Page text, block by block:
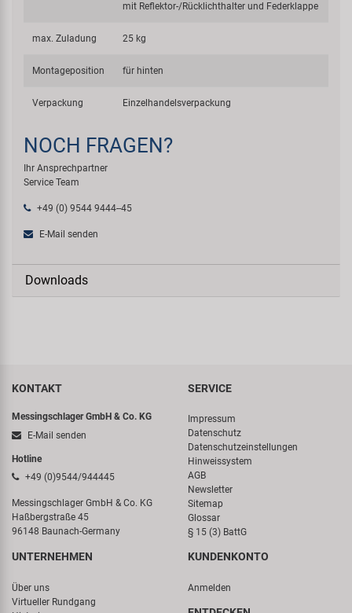
mit Reflektor-/Rücklichthalter und Federklappe
max. Zuladung 25 kg
Montageposition für hinten
Verpackung Einzelhandelsverpackung
NOCH FRAGEN?
Ihr Ansprechpartner
Service Team
+49 (0) 9544 9444--45
E-Mail senden
Downloads
KONTAKT
Messingschlager GmbH & Co. KG
E-Mail senden
Hotline
+49 (0)9544/944445
Messingschlager GmbH & Co. KG
Haßbergstraße 45
96148 Baunach-Germany
SERVICE
Impressum
Datenschutz
Datenschutzeinstellungen
Hinweissystem
AGB
Newsletter
Sitemap
Glossar
§ 15 (3) BattG
UNTERNEHMEN
Über uns
Virtueller Rundgang
KUNDENKONTO
Anmelden